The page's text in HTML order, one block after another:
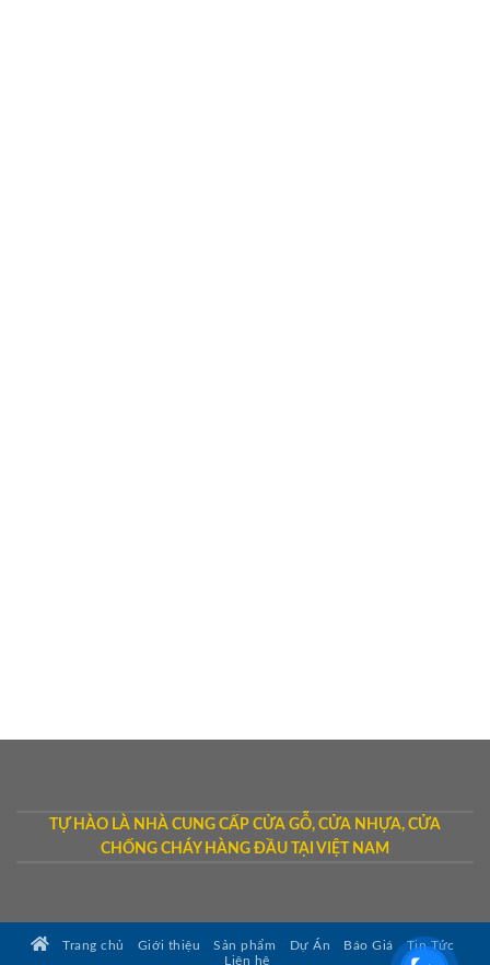
TỰ HÀO LÀ NHÀ CUNG CẤP CỬA GỖ, CỬA NHỰA, CỬA
CHỐNG CHÁY HÀNG ĐẦU TẠI VIỆT NAM
Trang chủ Giới thiệu Sản phẩm Dự Án Báo Giá
Tin Tức
Liên hệ